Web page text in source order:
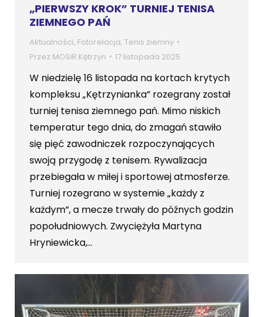
„PIERWSZY KROK” TURNIEJ TENISA
ZIEMNEGO PAŃ
Aktualności, Fotorelacja, Tenis ziemny
Przez MOSiR Kętrzyn 17 listopada 2025
W niedzielę 16 listopada na kortach krytych
kompleksu „Kętrzynianka” rozegrany został
turniej tenisa ziemnego pań. Mimo niskich
temperatur tego dnia, do zmagań stawiło
się pięć zawodniczek rozpoczynających
swoją przygodę z tenisem. Rywalizacja
przebiegała w miłej i sportowej atmosferze.
Turniej rozegrano w systemie „każdy z
każdym”, a mecze trwały do późnych godzin
popołudniowych. Zwyciężyła Martyna
Hryniewicka,…